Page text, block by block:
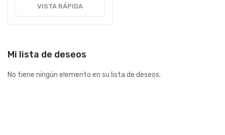
VISTA RÁPIDA
Mi lista de deseos
No tiene ningún elemento en su lista de deseos.